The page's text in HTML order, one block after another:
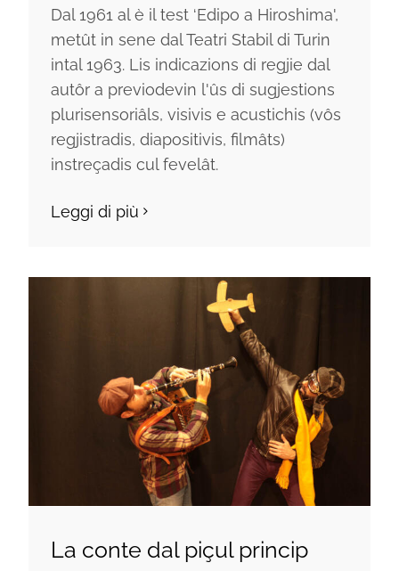
Dal 1961 al è il test ‘Edipo a Hiroshima',
metût in sene dal Teatri Stabil di Turin
intal 1963. Lis indicazions di regjie dal
autôr a previodevin l'ûs di sugjestions
plurisensoriâls, visivis e acustichis (vôs
regjistradis, diapositivis, filmâts)
instreçadis cul fevelât.
Leggi di più
La conte dal piçul princip